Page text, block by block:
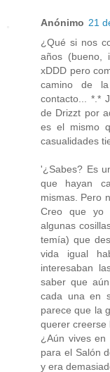
Anónimo 21
¿Qué si nos
años (bueno,
xDDD pero
camino de
contacto... *.*
de Drizzt por
es el mismo
casualidades
'¿Sabes? Es
que hayan
mismas. Pero
Creo que yo
algunas
temía) que
vida igual
interesaban
saber que
cada una en
parece que la
querer creerse
¿Aún vives en
para el Salón
y era